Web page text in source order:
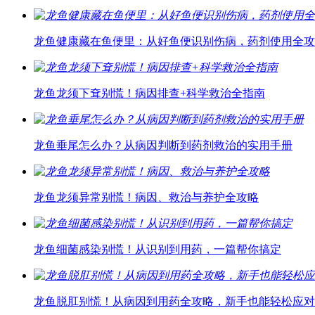
龙鱼健康藏在鱼便里：从好鱼便识别伤病，药剂使用全
龙鱼龙须下耷别慌！病因排查+科学救治全指南
龙鱼垂尾怎么办？从病因判断到药剂救治的实用手册
龙鱼龙须异常别慌！病因、救治与养护全攻略
龙鱼细菌感染别慌！从识别到用药，一篇帮你搞定
龙鱼脱肛别慌！从病因到用药全攻略，新手也能轻松应对